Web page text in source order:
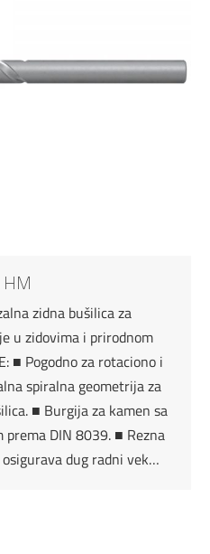
HM
zidna bušilica za
u zidovima i prirodnom
■ Pogodno za rotaciono i
spiralna geometrija za
■ Burgija za kamen sa
DIN 8039. ■ Rezna
dug radni vek…